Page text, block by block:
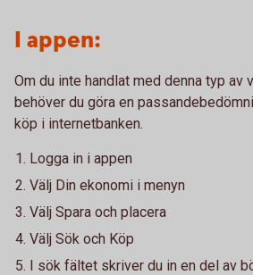
I appen:
Om du inte handlat med denna typ av
behöver du göra en
köp i internetbanken.
Logga in i appen
Välj Din ekonomi i menyn
Välj Spara och placera
Välj Sök och Köp
I sök fältet skriver du in en del av